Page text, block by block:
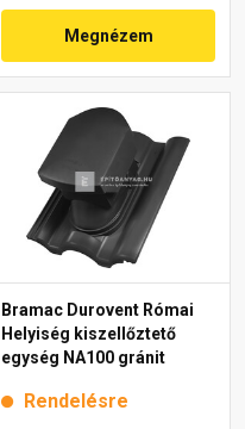
Megnézem
Bramac Durovent Római
Helyiség kiszellőztető
egység NA100 gránit
Rendelésre